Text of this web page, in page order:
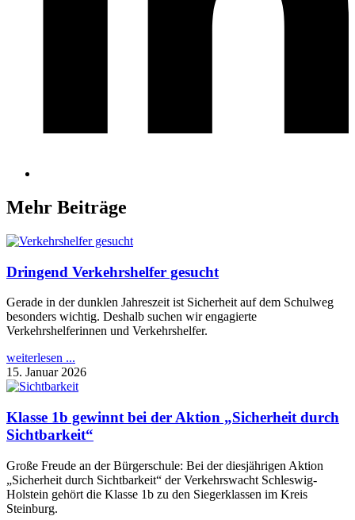
Mehr Beiträge
Dringend Verkehrshelfer gesucht
Gerade in der dunklen Jahreszeit ist Sicherheit auf dem Schulweg
besonders wichtig. Deshalb suchen wir engagierte
Verkehrshelferinnen und Verkehrshelfer.
weiterlesen ...
15. Januar 2026
Klasse 1b gewinnt bei der Aktion „Sicherheit durch
Sichtbarkeit“
Große Freude an der Bürgerschule: Bei der diesjährigen Aktion
„Sicherheit durch Sichtbarkeit“ der Verkehrswacht Schleswig-
Holstein gehört die Klasse 1b zu den Siegerklassen im Kreis
Steinburg.